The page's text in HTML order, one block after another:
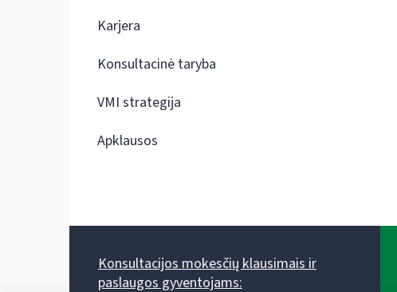
Karjera
Konsultacinė taryba
VMI strategija
Apklausos
Konsultacijos mokesčių klausimais ir
paslaugos gyventojams: